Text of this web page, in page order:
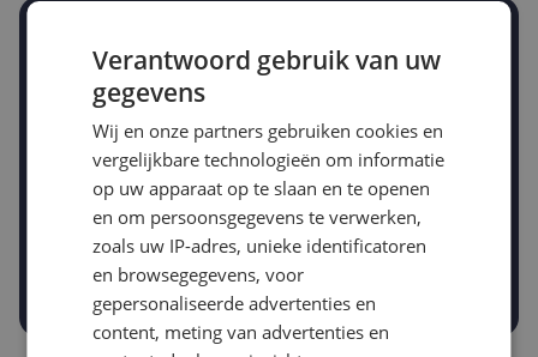
Krijg een seintje zodra de prijs zakt
Jouw e-mailadres
Gewenste daling of bedrag
-10% -15%
Gewenste prijs
Prijsalert aanzetten
Verantwoord gebruik van uw
gegevens
Wij en onze partners gebruiken cookies en
vergelijkbare technologieën om informatie
op uw apparaat op te slaan en te openen
en om persoonsgegevens te verwerken,
zoals uw IP-adres, unieke identificatoren
en browsegegevens, voor
gepersonaliseerde advertenties en
content, meting van advertenties en